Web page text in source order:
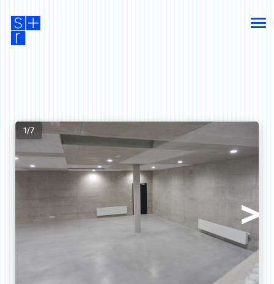
>
1/7